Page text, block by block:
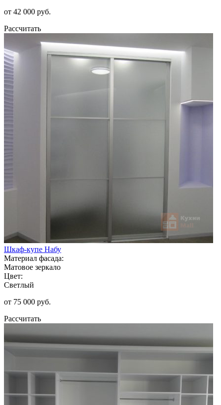
от 42 000 руб.
Рассчитать
Шкаф-купе Набу
Материал фасада:
Матовое зеркало
Цвет:
Светлый
от 75 000 руб.
Рассчитать